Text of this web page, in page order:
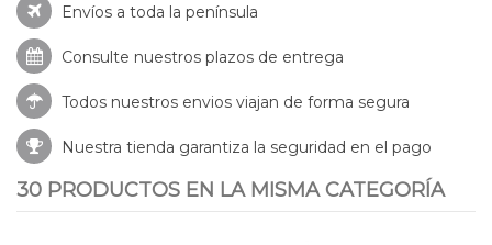
Envíos a toda la península
Consulte nuestros plazos de entrega
Todos nuestros envios viajan de forma segura
Nuestra tienda garantiza la seguridad en el pago
30 PRODUCTOS EN LA MISMA CATEGORÍA